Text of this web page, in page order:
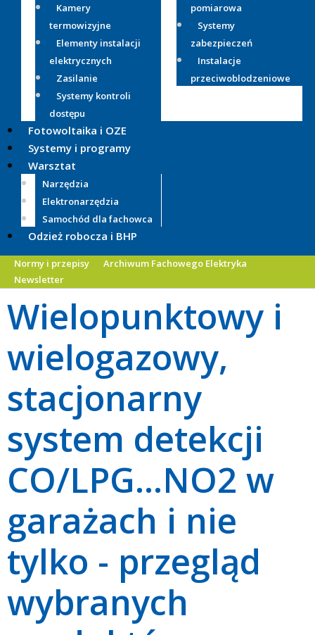
Kamery
termowizyjne
Elementy instalacji
elektrycznych
Zasilanie
Systemy kontroli
dostępu
pomiarowa
Systemy
zabezpieczeń
Instalacje
przeciwoblodzeniowe
Fotowoltaika i OZE
Systemy i programy
Warsztat
Narzędzia
Elektronarzędzia
Samochód dla fachowca
Odzież robocza i BHP
Normy i przepisy
Archiwum Fachowego Elektryka
Newsletter
Wielopunktowy i
wielogazowy,
stacjonarny
system detekcji
CO/LPG...NO2 w
garażach i nie
tylko - przegląd
wybranych